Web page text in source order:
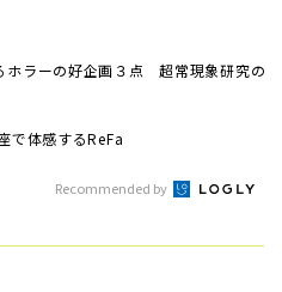
ホラーの好企画３点 超常現象研究の
で体感するReFa
Recommended by